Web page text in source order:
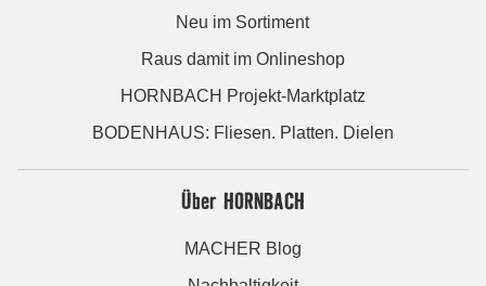
Neu im Sortiment
Raus damit im Onlineshop
HORNBACH Projekt-Marktplatz
BODENHAUS: Fliesen. Platten. Dielen
Über HORNBACH
MACHER Blog